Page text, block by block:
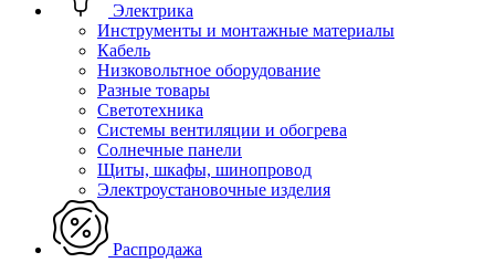
Электрика
Инструменты и монтажные материалы
Кабель
Низковольтное оборудование
Разные товары
Светотехника
Системы вентиляции и обогрева
Солнечные панели
Щиты, шкафы, шинопровод
Электроустановочные изделия
Распродажа